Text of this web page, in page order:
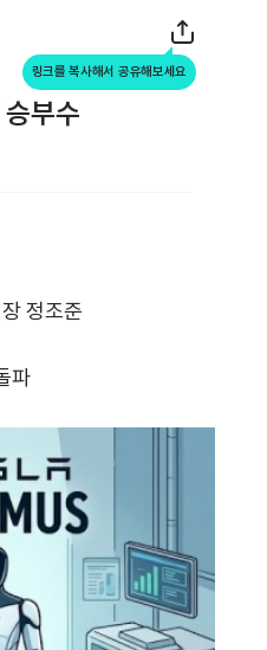
링크를 복사해서 공유해보세요
부수
정조준
파